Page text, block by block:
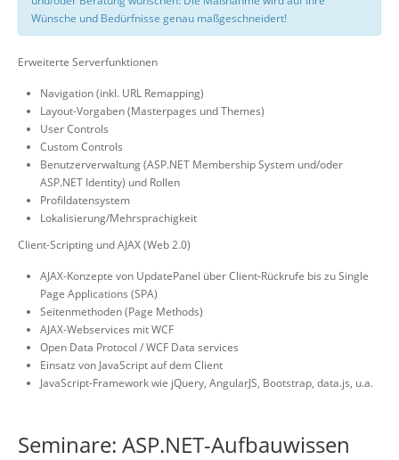
Wünsche und Bedürfnisse genau maßgeschneidert!
Erweiterte Serverfunktionen
Navigation (inkl. URL Remapping)
Layout-Vorgaben (Masterpages und Themes)
User Controls
Custom Controls
Benutzerverwaltung (ASP.NET Membership System und/oder
ASP.NET Identity) und Rollen
Profildatensystem
Lokalisierung/Mehrsprachigkeit
Client-Scripting und AJAX (Web 2.0)
AJAX-Konzepte von UpdatePanel über Client-Rückrufe bis zu Single
Page Applications (SPA)
Seitenmethoden (Page Methods)
AJAX-Webservices mit WCF
Open Data Protocol / WCF Data services
Einsatz von JavaScript auf dem Client
JavaScript-Framework wie jQuery, AngularJS, Bootstrap, data.js, u.a.
Seminare: ASP.NET-Aufbauwissen